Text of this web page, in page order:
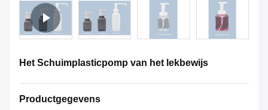
Het Schuimplasticpomp van het lekbewijs
Productgegevens